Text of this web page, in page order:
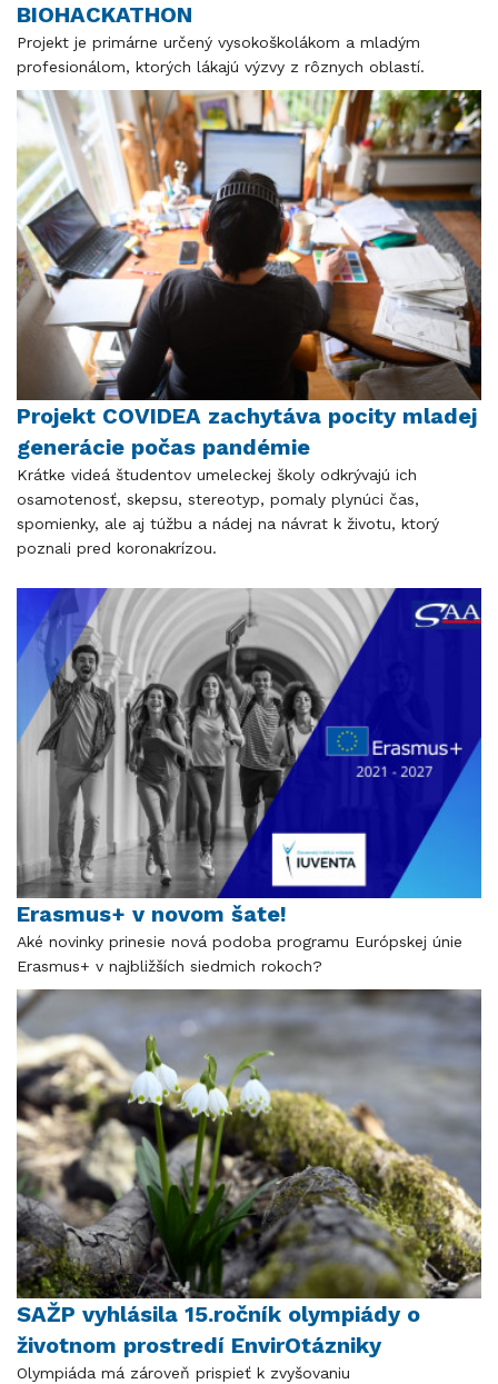
BIOHACKATHON
Projekt je primárne určený vysokoškolákom a mladým
profesionálom, ktorých lákajú výzvy z rôznych oblastí.
Projekt COVIDEA zachytáva pocity mladej
generácie počas pandémie
Krátke videá študentov umeleckej školy odkrývajú ich
osamotenosť, skepsu, stereotyp, pomaly plynúci čas,
spomienky, ale aj túžbu a nádej na návrat k životu, ktorý
poznali pred koronakrízou.
Erasmus+ v novom šate!
Aké novinky prinesie nová podoba programu Európskej únie
Erasmus+ v najbližších siedmich rokoch?
SAŽP vyhlásila 15.ročník olympiády o
životnom prostredí EnvirOtázniky
Olympiáda má zároveň prispieť k zvyšovaniu